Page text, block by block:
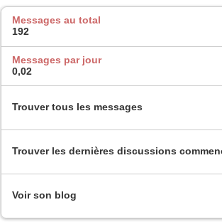
Messages au total
192
Messages par jour
0,02
Trouver tous les messages
Trouver les dernières discussions
Voir son blog